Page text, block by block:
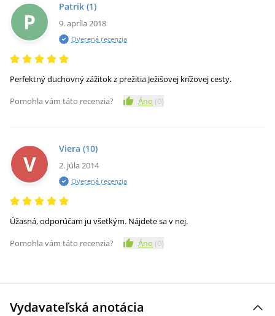
P
Patrik (1)
9. apríla 2018
Overená recenzia
Perfektný duchovný zážitok z prežitia Ježišovej krížovej cesty.
Pomohla vám táto recenzia?
Áno (0)
V
Viera (10)
2. júla 2014
Overená recenzia
Úžasná, odporúčam ju všetkým. Nájdete sa v nej.
Pomohla vám táto recenzia?
Áno (0)
Vydavateľská anotácia